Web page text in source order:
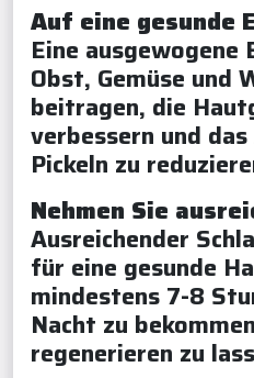
Auf eine gesunde
Eine
Obst, Gemüse und
beitragen, die
verbessern und
Pickeln zu
Nehmen Sie
Ausreichender
für eine gesunde
mindestens 7-8
Nacht zu
regenerieren zu